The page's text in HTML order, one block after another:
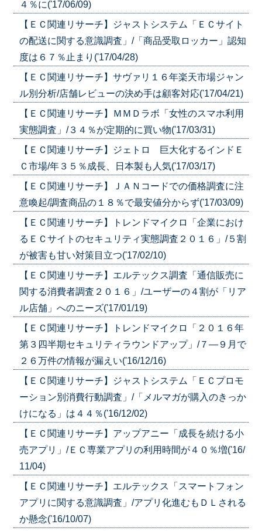
４％に('17/06/09)
【ＥＣ関連リサーチ】ジャストシステム「ＥＣサイト
の配送に関する意識調査」/「商品受取ロッカー」認知
度は６７％止まり('17/04/28)
【ＥＣ関連リサーチ】サヴァリ１６年楽天市場ジャン
ル別分析/店舗レビューの決め手は顧客対応('17/04/21)
【ＥＣ関連リサーチ】ＭＭＤラボ「女性のスマホ利用
実態調査」/３４％が定期的に買い物('17/03/31)
【ＥＣ関連リサーチ】ジェトロ 巨大化するインドＥ
Ｃ市場/年３５％成長、日本製も人気('17/03/17)
【ＥＣ関連リサーチ】ＪＡＮコードでの価格調査に注
意喚起/調査商品の１８％で最安値分からず('17/03/09)
【ＥＣ関連リサーチ】トレンドマイクロ「企業におけ
るＥＣサイトのセキュリティ実態調査２０１６」/５割
が被害も甘い対策目立つ('17/02/10)
【ＥＣ関連リサーチ】エルテックス調査「通信販売に
関する消費者調査２０１６」/ユーザーの４割が「リア
ル店舗」へのニーズ('17/01/19)
【ＥＣ関連リサーチ】トレンドマイクロ「２０１６年
第３四半期セキュリティラウンドアップ」/７―９月で
２６万件の情報が漏えい('16/12/16)
【ＥＣ関連リサーチ】ジャストシステム「ＥＣプロモ
ーション別消費行動調査」/「メルマガが購入のきっか
けになる」は４４％('16/12/02)
【ＥＣ関連リサーチ】アップアニー「成長を続ける小
売アプリ」/ＥＣ専業アプリの利用時間が４０％増('16/
11/04)
【ＥＣ関連リサーチ】エルテックス「スマートフォン
アプリに関する意識調査」/アプリ化進むもＤＬされる
か懸念('16/10/07)